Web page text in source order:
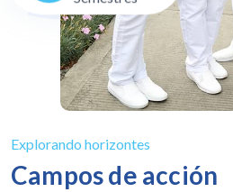
Explorando horizontes
Campos de acción